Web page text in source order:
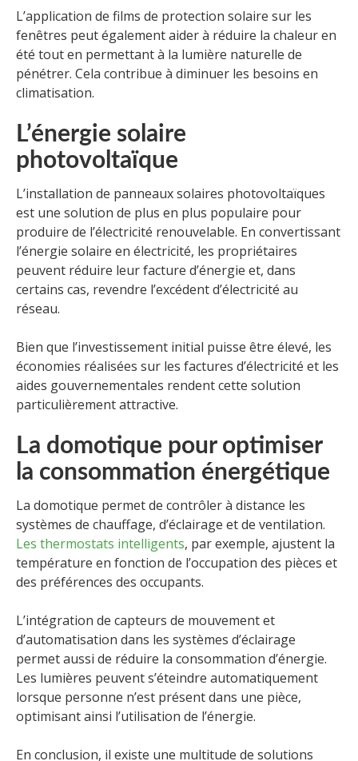
L’application de films de protection solaire sur les
fenêtres peut également aider à réduire la chaleur en
été tout en permettant à la lumière naturelle de
pénétrer. Cela contribue à diminuer les besoins en
climatisation.
L’énergie solaire
photovoltaïque
L’installation de panneaux solaires photovoltaïques
est une solution de plus en plus populaire pour
produire de l’électricité renouvelable. En convertissant
l’énergie solaire en électricité, les propriétaires
peuvent réduire leur facture d’énergie et, dans
certains cas, revendre l’excédent d’électricité au
réseau.
Bien que l’investissement initial puisse être élevé, les
économies réalisées sur les factures d’électricité et les
aides gouvernementales rendent cette solution
particulièrement attractive.
La domotique pour optimiser
la consommation énergétique
La domotique permet de contrôler à distance les
systèmes de chauffage, d’éclairage et de ventilation.
Les thermostats intelligents, par exemple, ajustent la
température en fonction de l’occupation des pièces et
des préférences des occupants.
L’intégration de capteurs de mouvement et
d’automatisation dans les systèmes d’éclairage
permet aussi de réduire la consommation d’énergie.
Les lumières peuvent s’éteindre automatiquement
lorsque personne n’est présent dans une pièce,
optimisant ainsi l’utilisation de l’énergie.
En conclusion, il existe une multitude de solutions